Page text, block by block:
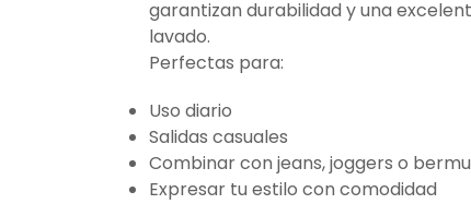
garantizan durabilidad y una
lavado.
Perfectas para:
Uso diario
Salidas casuales
Combinar con jeans, joggers o
Expresar tu estilo con comodidad